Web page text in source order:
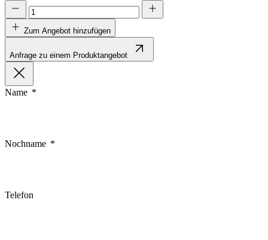
Zum Angebot hinzufügen
Anfrage zu einem Produktangebot
Name
Nochname
Telefon